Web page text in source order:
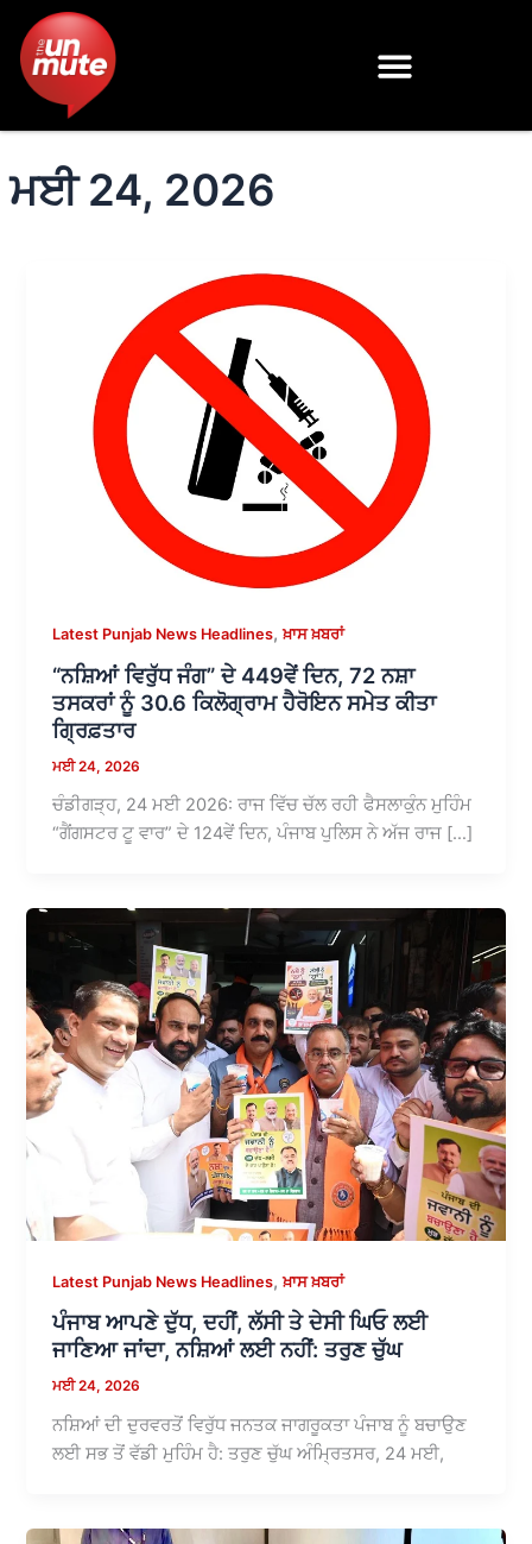
content
ਮਈ 24, 2026
Latest Punjab News Headlines,ਖ਼ਾਸ ਖ਼ਬਰਾਂ
“ਨਸ਼ਿਆਂ ਵਿਰੁੱਧ ਜੰਗ” ਦੇ 449ਵੇਂ ਦਿਨ, 72 ਨਸ਼ਾ
ਤਸਕਰਾਂ ਨੂੰ 30.6 ਕਿਲੋਗ੍ਰਾਮ ਹੈਰੋਇਨ ਸਮੇਤ ਕੀਤਾ
ਗ੍ਰਿਫ਼ਤਾਰ
ਮਈ 24, 2026
ਚੰਡੀਗੜ੍ਹ, 24 ਮਈ 2026: ਰਾਜ ਵਿੱਚ ਚੱਲ ਰਹੀ ਫੈਸਲਾਕੁੰਨ ਮੁਹਿੰਮ
“ਗੈਂਗਸਟਰ ਟੂ ਵਾਰ” ਦੇ 124ਵੇਂ ਦਿਨ, ਪੰਜਾਬ ਪੁਲਿਸ ਨੇ ਅੱਜ ਰਾਜ […]
Latest Punjab News Headlines,ਖ਼ਾਸ ਖ਼ਬਰਾਂ
ਪੰਜਾਬ ਆਪਣੇ ਦੁੱਧ, ਦਹੀਂ, ਲੱਸੀ ਤੇ ਦੇਸੀ ਘਿਓ ਲਈ
ਜਾਣਿਆ ਜਾਂਦਾ, ਨਸ਼ਿਆਂ ਲਈ ਨਹੀਂ: ਤਰੁਣ ਚੁੱਘ
ਮਈ 24, 2026
ਨਸ਼ਿਆਂ ਦੀ ਦੁਰਵਰਤੋਂ ਵਿਰੁੱਧ ਜਨਤਕ ਜਾਗਰੂਕਤਾ ਪੰਜਾਬ ਨੂੰ ਬਚਾਉਣ
ਲਈ ਸਭ ਤੋਂ ਵੱਡੀ ਮੁਹਿੰਮ ਹੈ: ਤਰੁਣ ਚੁੱਘ ਅੰਮ੍ਰਿਤਸਰ, 24 ਮਈ,